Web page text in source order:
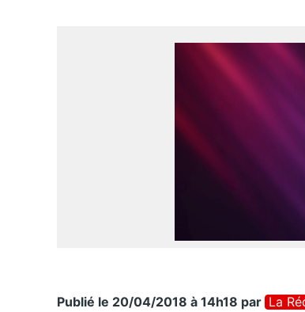
Publié le 20/04/2018 à 14h18 par La